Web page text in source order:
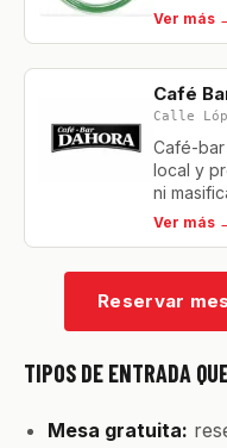
Ver más
Café
Calle
Café-
local y
ni
Ver más
Reservar
TIPOS DE ENTRADA
Mesa gratuita: